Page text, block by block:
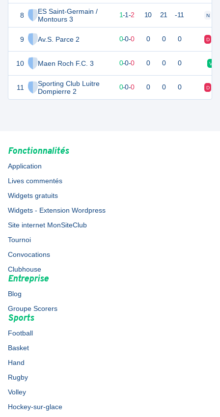
8
ES Saint-Germain /
Montours 3
9 Av.S. Parce 2
10 Maen Roch F.C. 3
11
Sporting Club Luitre
Dompierre 2
1 1-1-2 10 21 -11 N
0-0-0 0 0 0 D
0 0-0-0 0 0 0 V
0 0-0-0 0 0 0 D
Fonctionnalités
Application
Lives commentés
Widgets gratuits
Widgets - Extension Wordpress
Site internet MonSiteClub
Tournoi
Convocations
Clubhouse
Entreprise
Blog
Groupe Scorers
Sports
Football
Basket
Hand
Rugby
Volley
Hockey-sur-glace